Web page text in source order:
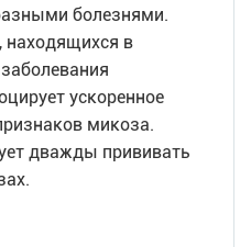
болезнями.
в
ускоренное
микоза.
дважды прививать